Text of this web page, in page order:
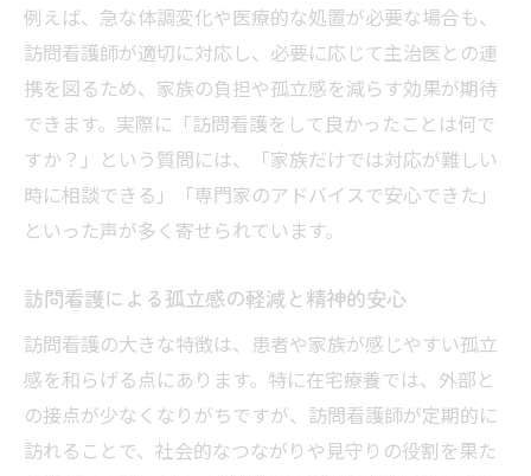
例えば、急な体調変化や医療的な処置が必要な場合も、
訪問看護師が適切に対応し、必要に応じて主治医との連
携を図るため、家族の負担や孤立感を減らす効果が期待
できます。実際に「訪問看護をして良かったことは何で
すか？」という質問には、「家族だけでは対応が難しい
時に相談できる」「専門家のアドバイスで安心できた」
といった声が多く寄せられています。
訪問看護による孤立感の軽減と精神的安心
訪問看護の大きな特徴は、患者や家族が感じやすい孤立
感を和らげる点にあります。特に在宅療養では、外部と
の接点が少なくなりがちですが、訪問看護師が定期的に
訪れることで、社会的なつながりや見守りの役割を果た